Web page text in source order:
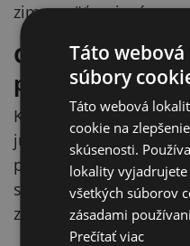
zime opäť zmiznú.
Odporúčanie
používanie
Keďže je priehľadná
ju môžu horšie
pripevniť malé pásiky
siluety vtákov. Mačku
zabezpečovacou
Táto
súbory
Táto webová
cookie na
skúsenosti.
lokality
všetkých súborov
zásadami
Prečítať viac